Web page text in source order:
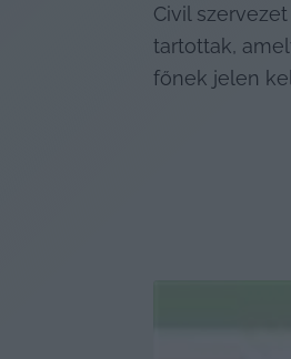
Civil
tartottak,
főnek jelen